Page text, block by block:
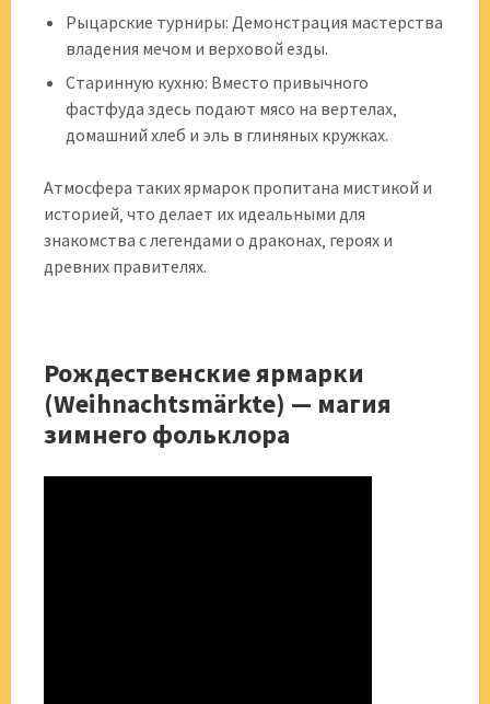
Рыцарские турниры: Демонстрация мастерства
владения мечом и верховой езды.
Старинную кухню: Вместо привычного
фастфуда здесь подают мясо на вертелах‚
домашний хлеб и эль в глиняных кружках.
Атмосфера таких ярмарок пропитана мистикой и
историей‚ что делает их идеальными для
знакомства с легендами о драконах‚ героях и
древних правителях.
Рождественские ярмарки
(Weihnachtsmärkte) — магия
зимнего фольклора